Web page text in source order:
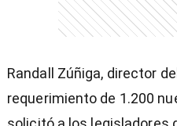
Randall Zúñiga, director
requerimiento de 1.200